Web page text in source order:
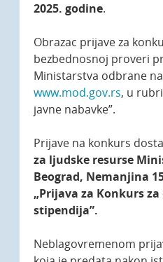
2025. godine.
Obrazac prijave za
bezbednosnoj proveri
Ministarstva odbrane
www.mod.gov.rs, u
javne nabavke”.
Prijave na konkurs
za ljudske resurse
Beograd, Nemanjina
„Prijava za Konkurs
stipendija”.
Neblagovremenom